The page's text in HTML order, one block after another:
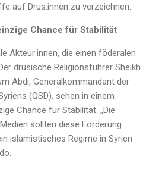
auf Drus:innen zu verzeichnen.
Chance für Stabilität
Akteur:innen, die einen föderalen
drusische Religionsführer Sheikh
Abdi, Generalkommandant der
(QSD), sehen in einem
Chance für Stabilität. „Die
sollten diese Forderung
islamistisches Regime in Syrien